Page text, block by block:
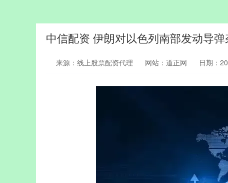
中信配资 伊朗对以色列南部发动导弹
来源：线上股票配资代理 网站：道正网 日期：